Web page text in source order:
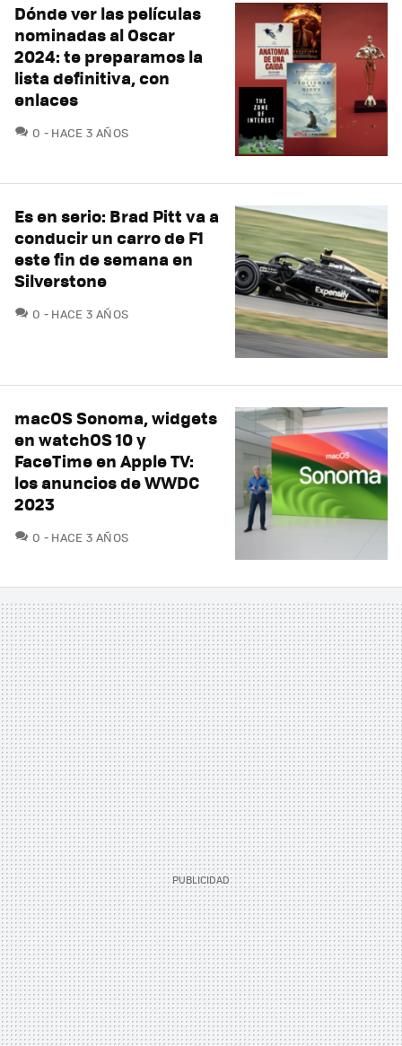
Dónde ver las películas
nominadas al Oscar
2024: te preparamos la
lista definitiva, con
enlaces
0 COMENTARIOS
HACE 3 AÑOS
Es en serio: Brad Pitt va a
conducir un carro de F1
este fin de semana en
Silverstone
0 COMENTARIOS
HACE 3 AÑOS
macOS Sonoma, widgets
en watchOS 10 y
FaceTime en Apple TV:
los anuncios de WWDC
2023
0 COMENTARIOS
HACE 3 AÑOS